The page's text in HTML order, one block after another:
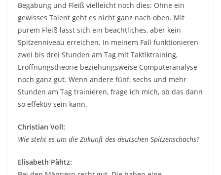
Begabung und Fleiß vielleicht noch dies: Ohne ein
gewisses Talent geht es nicht ganz nach oben. Mit
purem Fleiß lässt sich ein beachtliches, aber kein
Spitzenniveau erreichen. In meinem Fall funktionieren
zwei bis drei Stunden am Tag mit Taktiktraining,
Eröffnungstheorie beziehungsweise Computeranalyse
noch ganz gut. Wenn andere fünf, sechs und mehr
Stunden am Tag trainieren, frage ich mich, ob das dann
so effektiv sein kann.
Christian Voll:
Wie steht es um die Zukunft des deutschen Spitzenschachs?
Elisabeth Pähtz: